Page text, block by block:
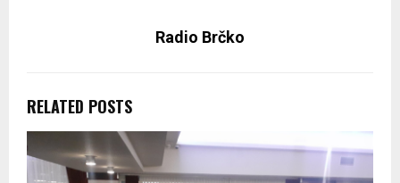
Radio Brčko
RELATED POSTS